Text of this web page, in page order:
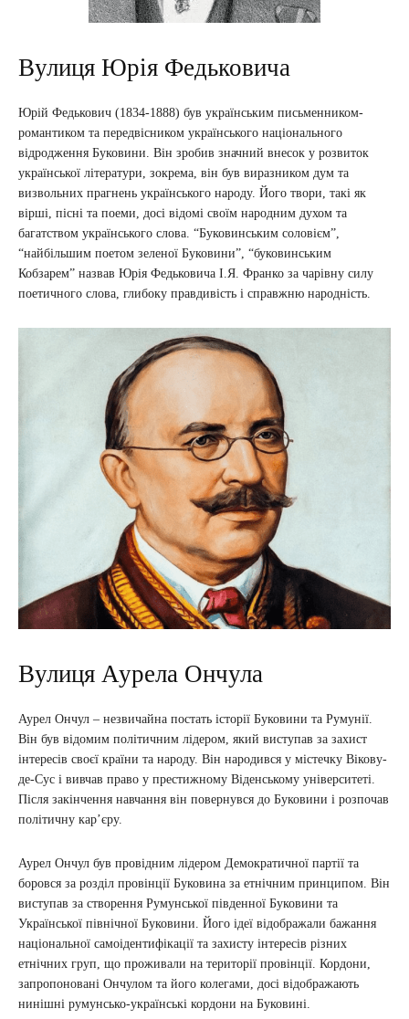
Вулиця Юрія Федьковича
Юрій Федькович (1834-1888) був українським письменником-
романтиком та передвісником українського національного
відродження Буковини. Він зробив значний внесок у розвиток
української літератури, зокрема, він був виразником дум та
визвольних прагнень українського народу. Його твори, такі як
вірші, пісні та поеми, досі відомі своїм народним духом та
багатством українського слова. “Буковинським соловієм”,
“найбільшим поетом зеленої Буковини”, “буковинським
Кобзарем” назвав Юрія Федьковича І.Я. Франко за чарівну силу
поетичного слова, глибоку правдивість і справжню народність.
Вулиця Аурела Ончула
Аурел Ончул – незвичайна постать історії Буковини та Румунії.
Він був відомим політичним лідером, який виступав за захист
інтересів своєї країни та народу. Він народився у містечку Вікову-
де-Сус і вивчав право у престижному Віденському університеті.
Після закінчення навчання він повернувся до Буковини і розпочав
політичну кар’єру.
Аурел Ончул був провідним лідером Демократичної партії та
боровся за розділ провінції Буковина за етнічним принципом. Він
виступав за створення Румунської південної Буковини та
Української північної Буковини. Його ідеї відображали бажання
національної самоідентифікації та захисту інтересів різних
етнічних груп, що проживали на території провінції. Кордони,
запропоновані Ончулом та його колегами, досі відображають
нинішні румунсько-українські кордони на Буковині.